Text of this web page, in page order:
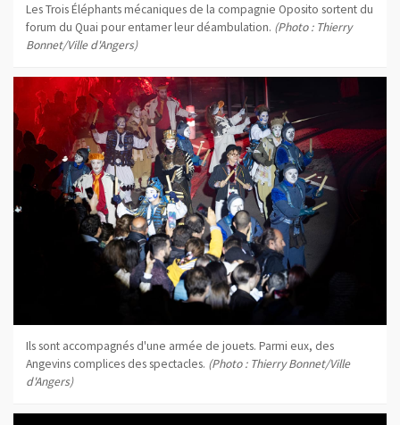
Les Trois Éléphants mécaniques de la compagnie Oposito sortent du
forum du Quai pour entamer leur déambulation. (Photo : Thierry
Bonnet/Ville d'Angers)
Ils sont accompagnés d'une armée de jouets. Parmi eux, des
Angevins complices des spectacles. (Photo : Thierry Bonnet/Ville
d'Angers)